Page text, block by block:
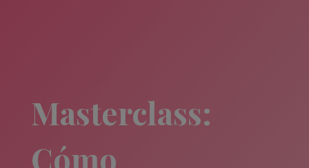
Masterclass:
Cómo